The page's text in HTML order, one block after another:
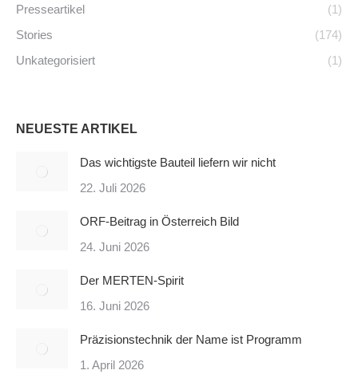
Presseartikel
(1)
Stories
(174)
Unkategorisiert
(1)
NEUESTE ARTIKEL
Das wichtigste Bauteil liefern wir nicht
22. Juli 2026
ORF-Beitrag in Österreich Bild
24. Juni 2026
Der MERTEN-Spirit
16. Juni 2026
Präzisionstechnik der Name ist Programm
1. April 2026